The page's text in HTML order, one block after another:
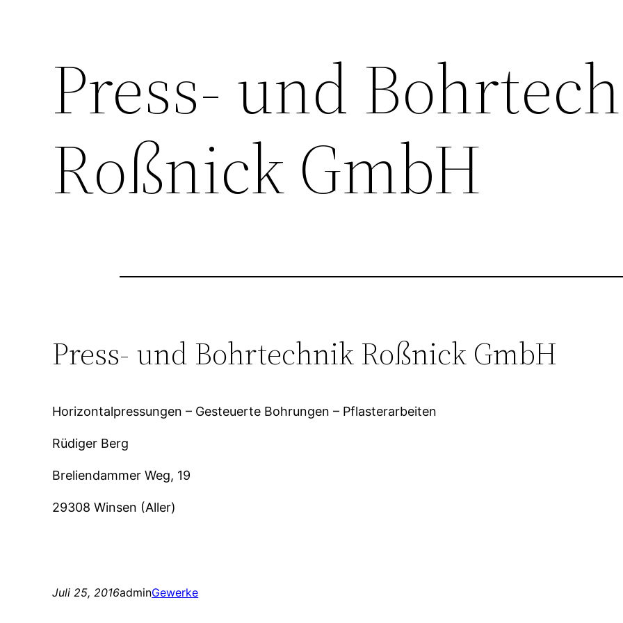
Press- und
Roßnick GmbH
Press- und Bohrtechnik Roßnick GmbH
Horizontalpressungen – Gesteuerte Bohrungen – Pflasterarbeiten
Rüdiger Berg
Breliendammer Weg, 19
29308 Winsen (Aller)
Juli 25, 2016adminGewerke